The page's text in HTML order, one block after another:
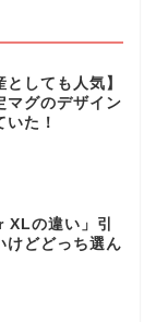
としても人気】
マグのデザイン
た！
XLの違い」引
けどどっち選ん